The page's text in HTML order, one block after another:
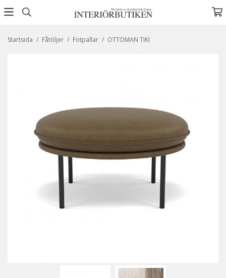
Startsida / Fåtöljer / Fotpallar / OTTOMAN TIKI